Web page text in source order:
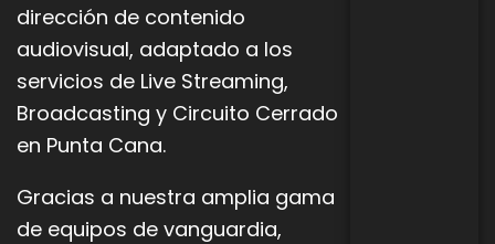
dirección de contenido
audiovisual, adaptado a los
servicios de Live Streaming,
Broadcasting y Circuito Cerrado
en Punta Cana.
Gracias a nuestra amplia gama
de equipos de vanguardia,